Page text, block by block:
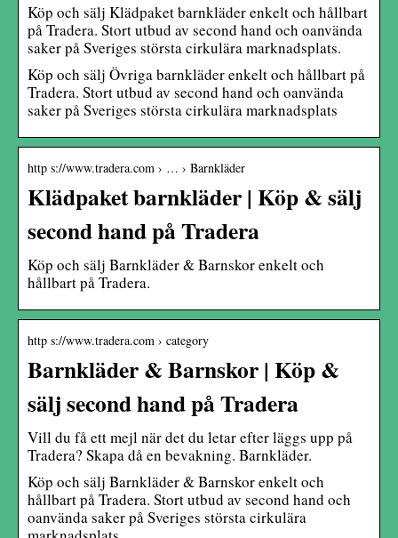
Köp och sälj Klädpaket barnkläder enkelt och hållbart
på Tradera. Stort utbud av second hand och oanvända
saker på Sveriges största cirkulära marknadsplats.
Köp och sälj Övriga barnkläder enkelt och hållbart på
Tradera. Stort utbud av second hand och oanvända
saker på Sveriges största cirkulära marknadsplats
http s://www.tradera.com › … › Barnkläder
Klädpaket barnkläder | Köp & sälj
second hand på Tradera
Köp och sälj Barnkläder & Barnskor enkelt och
hållbart på Tradera.
http s://www.tradera.com › category
Barnkläder & Barnskor | Köp &
sälj second hand på Tradera
Vill du få ett mejl när det du letar efter läggs upp på
Tradera? Skapa då en bevakning. Barnkläder.
Köp och sälj Barnkläder & Barnskor enkelt och
hållbart på Tradera. Stort utbud av second hand och
oanvända saker på Sveriges största cirkulära